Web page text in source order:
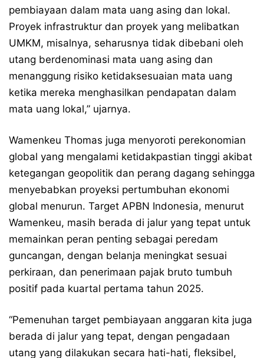
pembiayaan dalam mata uang asing dan lokal.
Proyek infrastruktur dan proyek yang melibatkan
UMKM, misalnya, seharusnya tidak dibebani oleh
utang berdenominasi mata uang asing dan
menanggung risiko ketidaksesuaian mata uang
ketika mereka menghasilkan pendapatan dalam
mata uang lokal,” ujarnya.
Wamenkeu Thomas juga menyoroti perekonomian
global yang mengalami ketidakpastian tinggi akibat
ketegangan geopolitik dan perang dagang sehingga
menyebabkan proyeksi pertumbuhan ekonomi
global menurun. Target APBN Indonesia, menurut
Wamenkeu, masih berada di jalur yang tepat untuk
memainkan peran penting sebagai peredam
guncangan, dengan belanja meningkat sesuai
perkiraan, dan penerimaan pajak bruto tumbuh
positif pada kuartal pertama tahun 2025.
“Pemenuhan target pembiayaan anggaran kita juga
berada di jalur yang tepat, dengan pengadaan
utang yang dilakukan secara hati-hati, fleksibel,